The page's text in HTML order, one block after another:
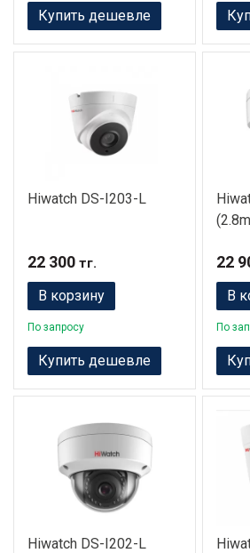
Купить дешевле
Hiwatch DS-I203-L
22 300 тг.
В корзину
По запросу
Купить дешевле
22
В
По
Hiwatch DS-I202-L